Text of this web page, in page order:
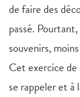
de faire des
passé.
souvenirs,
Cet exercice de
se rappeler et